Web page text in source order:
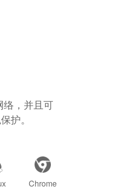
络，并且可
护。
Chrome